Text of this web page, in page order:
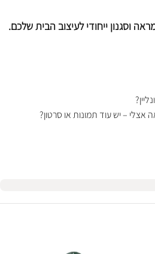
וסגנון ייחודי לעיצוב הבית שלכם.
אצלי – יש עוד תמונות או סרטון?